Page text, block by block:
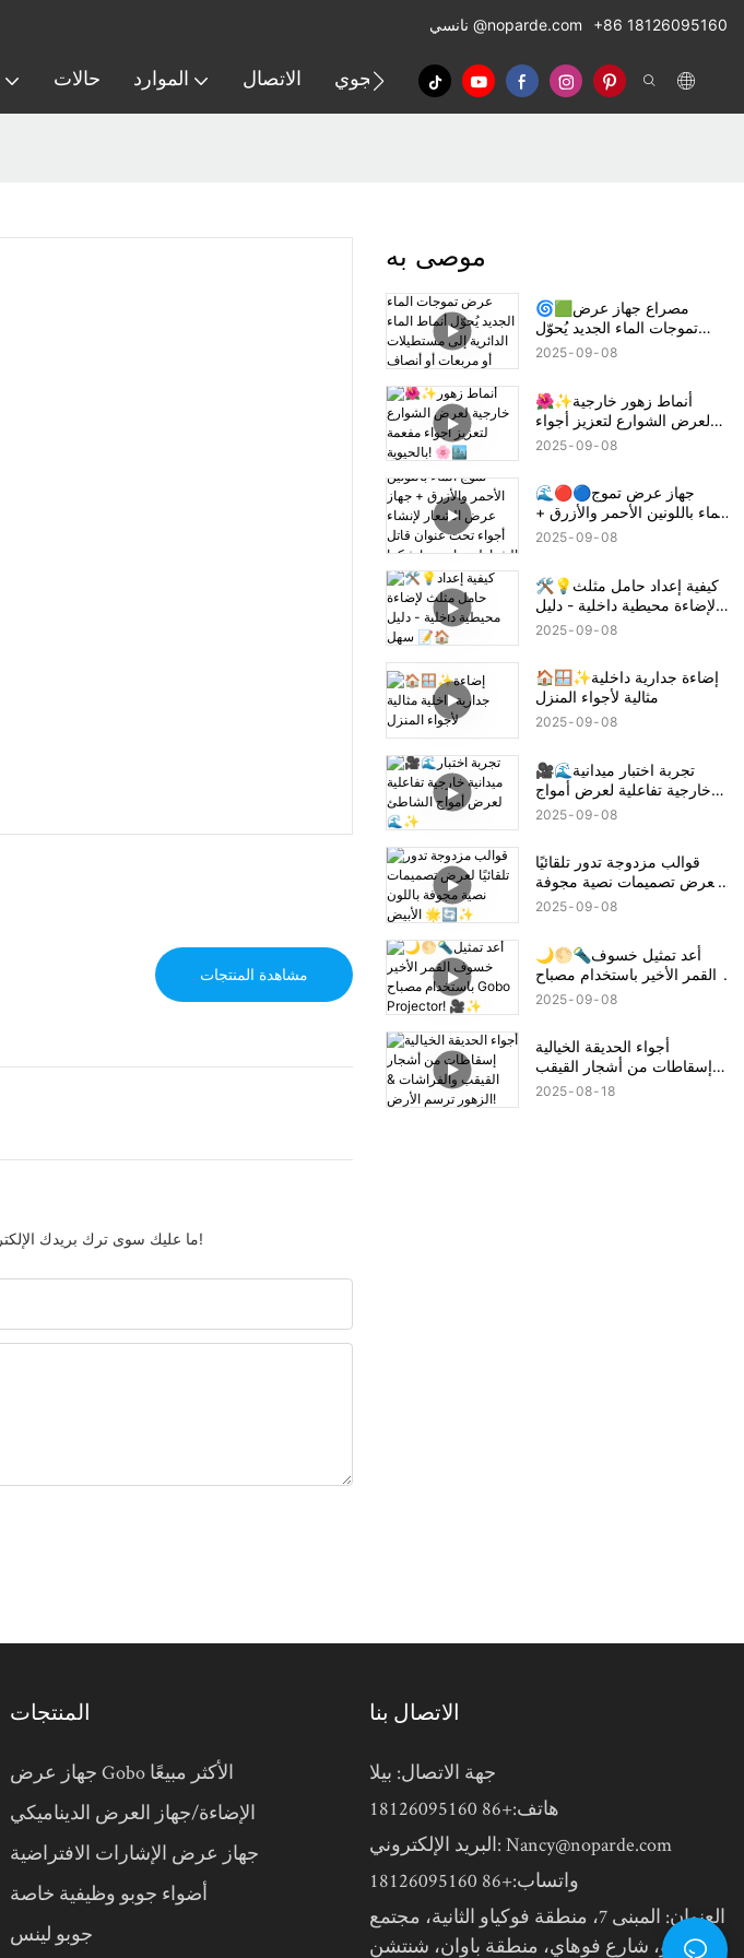
@noparde.com +86 18126095160
حالات الموارد الاتصال الإسقاط الجوي
مشاهدة المنتجات
ما عليك سوى ترك بريدك الإلكتروني أو رقم هاتفك في نموذج الاتصال حتى نتمكن من إرسال عرض أسعار مجاني لمجموعتنا الواسعة من التصاميم!
موصى به
🌀🟩مصراع جهاز عرض
تموجات الماء الجديد يُحوّل
أنماط الماء الدائرية إلى
2025 09 08
🌺✨أنماط زهور خارجية
لعرض الشوارع لتعزيز أجواء
2025 09 08
🌊🔴🔵جهاز عرض تموج
الماء باللونين الأحمر والأزرق +
جهاز عرض الشعار لإنشاء
2025 09 08
🛠️💡كيفية إعداد حامل مثلث
لإضاءة محيطية داخلية - دليل
سهل 📝🏠 2025 09 08
🏠🪟✨إضاءة جدارية داخلية
مثالية لأجواء المنزل
2025 09 08
🎥🌊تجربة اختبار ميدانية
خارجية تفاعلية لعرض أمواج
الشاطئ 🌊✨
2025 09 08
قوالب مزدوجة تدور تلقائيًا
لعرض تصميمات نصية مجوفة
باللون الأبيض 🌟🔄✨
2025 09 08
🌙🌕🔦أعد تمثيل خسوف
القمر الأخير باستخدام مصباح
Gobo Projector! 🎥✨
2025 09 08
أجواء الحديقة الخيالية
إسقاطات من أشجار القيقب
والفراشات & الزهور ترسم
2025 08 18
المنتجات
جهاز عرض Gobo الأكثر مبيعًا
الإضاءة/جهاز العرض الديناميكي
جهاز عرض الإشارات الافتراضية
أضواء جوبو وظيفية خاصة
جوبو لينس
الاتصال بنا
جهة الاتصال: بيلا
هاتف:+86 18126095160
البريد الإلكتروني: Nancy@noparde.com
واتساب:+86 18126095160
العنوان: المبنى 7، منطقة فوكياو الثانية، مجتمع
تشياوتو، شارع فوهاي، منطقة باوان، شنتشن